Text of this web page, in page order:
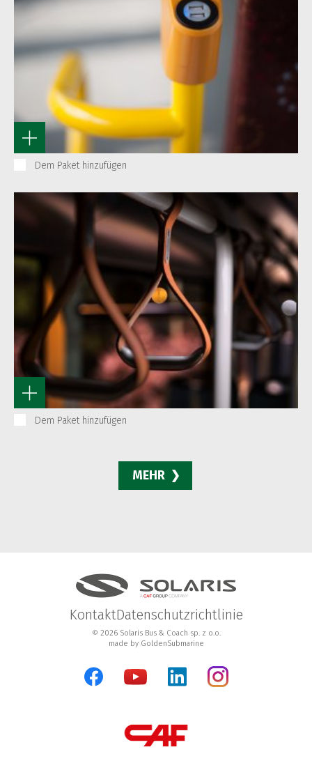
Dem Paket hinzufügen
Dem Paket hinzufügen
MEHR
KontaktDatenschutzrichtlinie
© 2026 Solaris Bus & Coach sp. z o.o.
made by GoldenSubmarine